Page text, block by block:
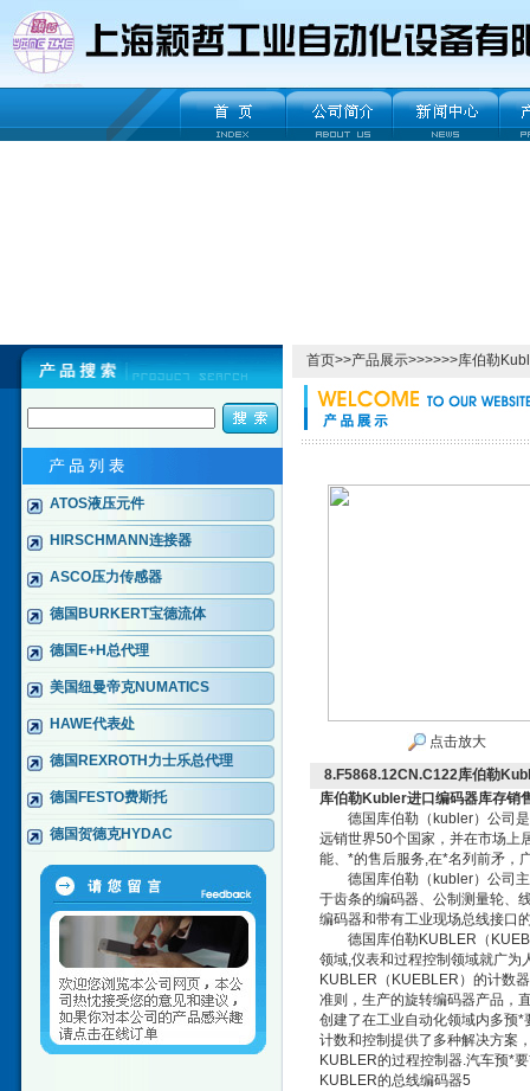
ATOS液压元件
HIRSCHMANN连接器
ASCO压力传感器
德国BURKERT宝德流体
德国E+H总代理
美国纽曼帝克NUMATICS
HAWE代表处
德国REXROTH力士乐总代理
德国FESTO费斯托
德国贺德克HYDAC
首页>>产品展示>>>>>>库伯勒
点击放大
8.F5868.12CN.C122库伯勒
库伯勒Kubler进口编码器库存销
德国库伯勒（kubler）公司是
远销世界50个国家，并在市场上
能、*的售后服务,在*名列前矛，
德国库伯勒（kubler）公司主
于齿条的编码器、公制测量轮、
编码器和带有工业现场总线接口
德国库伯勒KUBLER（
领域,仪表和过程控制领域就广为
KUBLER（KUEBLER）的计数
准则，生产的旋转编码器产品，
创建了在工业自动化领域内多预
计数和控制提供了多种解决方案
KUBLER的过程控制器.汽车预*
KUBLER的总线编码器5